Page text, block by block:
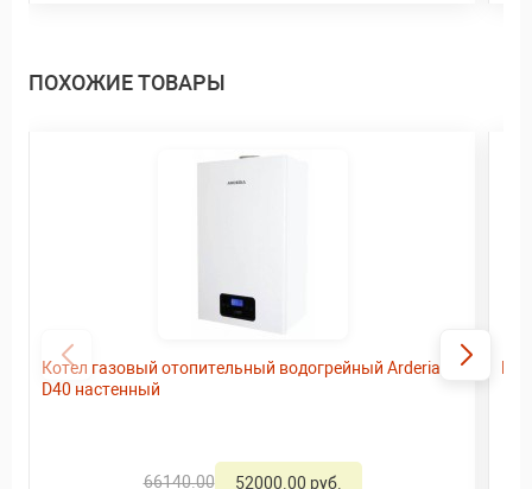
ПОХОЖИЕ ТОВАРЫ
Котел газовый отопительный водогрейный Arderia
D40 настенный
66140.00 52000.00 руб.